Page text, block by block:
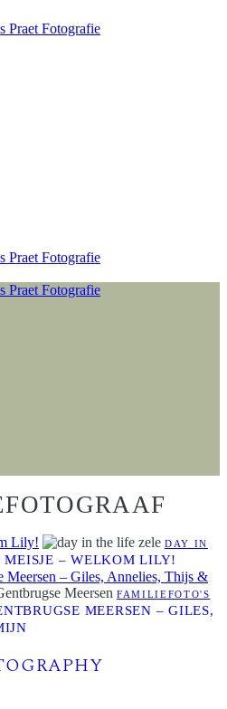
Lily!
DAY IN
– WELKOM LILY!
Meersen – Giles, Annelies, Thijs &
FAMILIEFOTO'S
MEERSEN – GILES,